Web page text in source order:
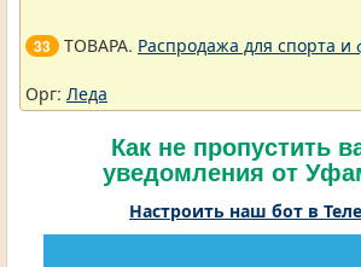
33 ТОВАРА. Распродажа для спорта и
Орг: Леда
Как не пропустить
уведомления от
Настроить наш бот в